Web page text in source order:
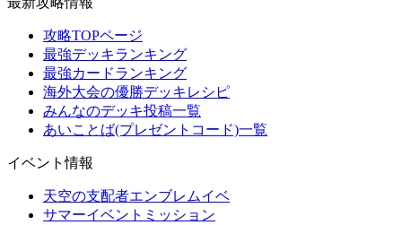
攻略TOPページ
最強デッキランキング
最強カードランキング
海外大会の優勝デッキレシピ
みんなのデッキ投稿一覧
あいことば(プレゼントコード)一覧
イベント情報
天空の支配者エンブレムイベ
サマーイベントミッション